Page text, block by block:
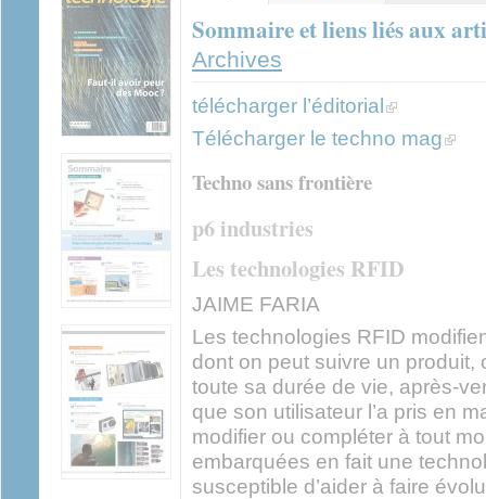
actif)
Sommaire et liens liés aux
Archives
télécharger l’éditorial(link is
Télécharger le techno mag(link
Techno sans frontière
p6 industries
Les technologies RFID
JAIME FARIA
Les technologies RFID
dont on peut suivre un produit,
toute sa durée de vie, après-
que son utilisateur l’a pris en
modifier ou compléter à tout
embarquées en fait une
susceptible d’aider à faire